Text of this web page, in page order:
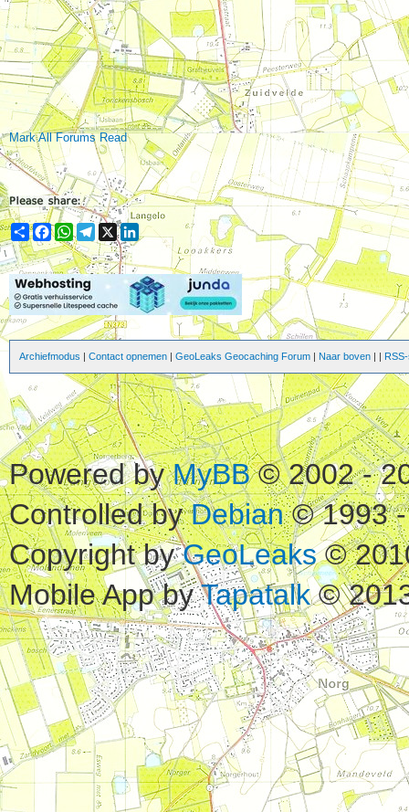
Mark All Forums Read
ShareFacebook
WhatsApp
Telegram
X LinkedIn
Archiefmodus Contact opnemen GeoLeaks Geocaching Forum Naar boven
Powered byMyBB© 2002 -
Controlled byDebian© 1993
Copyright byGeoLeaks©
Mobile App byTapatalk©